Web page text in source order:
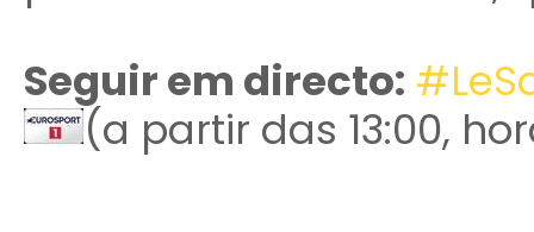
Seguir em directo:
(a partir das 13:00,